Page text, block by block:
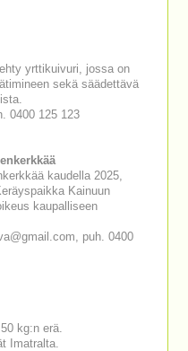
yrttikuivuri, jossa on
sekä säädettävä
0400 125 123
kaudella 2025,
Kainuun
kaupalliseen
puh. 0400
kg:n erä.
Imatralta.